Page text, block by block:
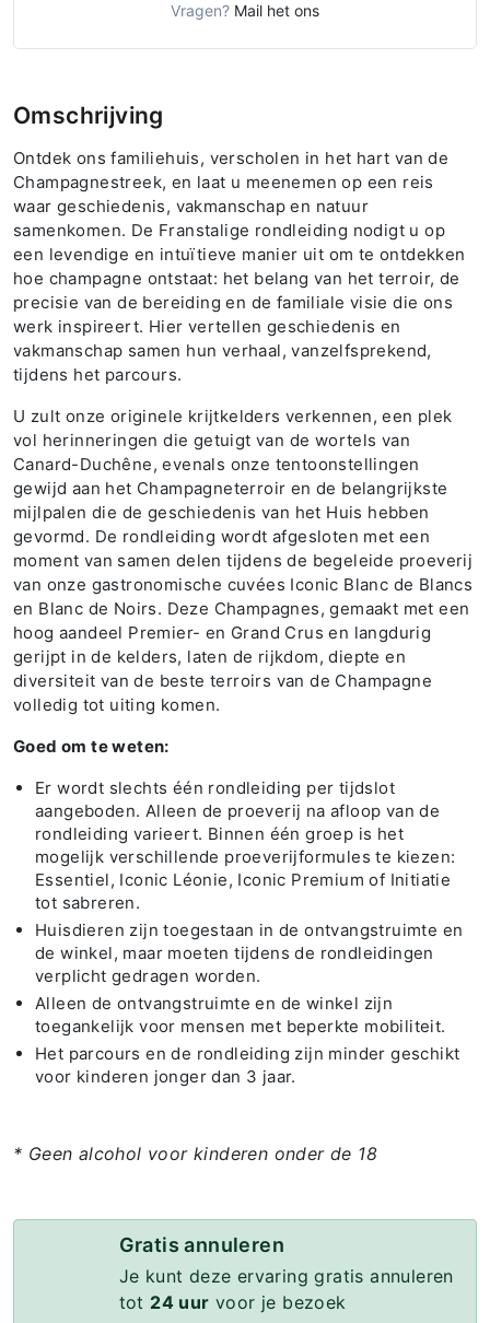
Vragen? Mail het ons
Omschrijving
Ontdek ons familiehuis, verscholen in het hart van de
Champagnestreek, en laat u meenemen op een reis
waar geschiedenis, vakmanschap en natuur
samenkomen. De Franstalige rondleiding nodigt u op
een levendige en intuïtieve manier uit om te ontdekken
hoe champagne ontstaat: het belang van het terroir, de
precisie van de bereiding en de familiale visie die ons
werk inspireert. Hier vertellen geschiedenis en
vakmanschap samen hun verhaal, vanzelfsprekend,
tijdens het parcours.
U zult onze originele krijtkelders verkennen, een plek
vol herinneringen die getuigt van de wortels van
Canard-Duchêne, evenals onze tentoonstellingen
gewijd aan het Champagneterroir en de belangrijkste
mijlpalen die de geschiedenis van het Huis hebben
gevormd. De rondleiding wordt afgesloten met een
moment van samen delen tijdens de begeleide proeverij
van onze gastronomische cuvées Iconic Blanc de Blancs
en Blanc de Noirs. Deze Champagnes, gemaakt met een
hoog aandeel Premier- en Grand Crus en langdurig
gerijpt in de kelders, laten de rijkdom, diepte en
diversiteit van de beste terroirs van de Champagne
volledig tot uiting komen.
Goed om te weten:
Er wordt slechts één rondleiding per tijdslot
aangeboden. Alleen de proeverij na afloop van de
rondleiding varieert. Binnen één groep is het
mogelijk verschillende proeverijformules te kiezen:
Essentiel, Iconic Léonie, Iconic Premium of Initiatie
tot sabreren.
Huisdieren zijn toegestaan in de ontvangstruimte en
de winkel, maar moeten tijdens de rondleidingen
verplicht gedragen worden.
Alleen de ontvangstruimte en de winkel zijn
toegankelijk voor mensen met beperkte mobiliteit.
Het parcours en de rondleiding zijn minder geschikt
voor kinderen jonger dan 3 jaar.
* Geen alcohol voor kinderen onder de 18
Gratis annuleren
Je kunt deze ervaring gratis annuleren
tot 24 uur voor je bezoek